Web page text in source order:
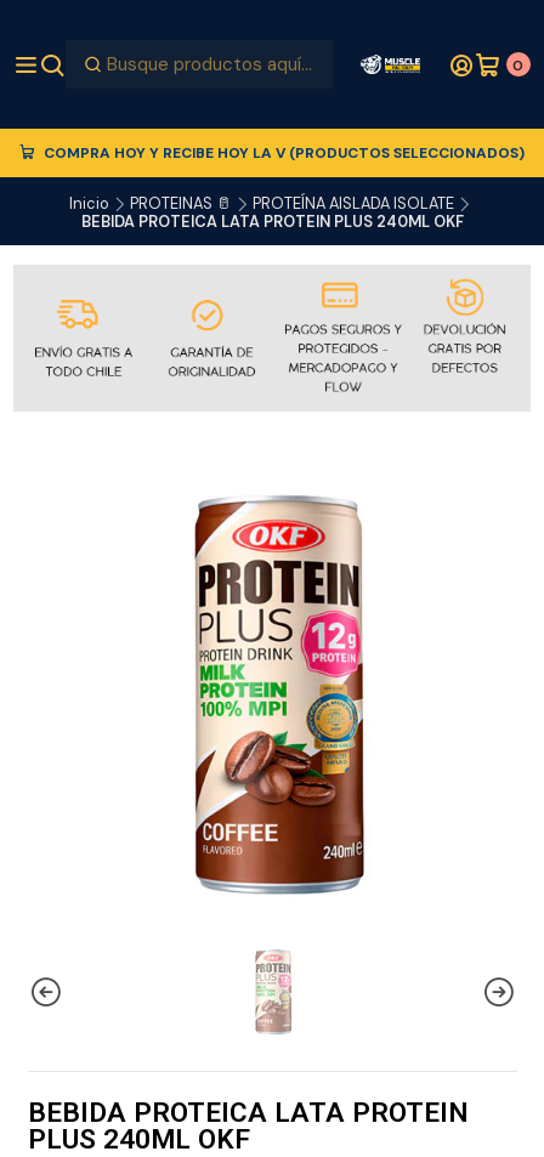
0
COMPRA HOY Y RECIBE HOY LA V (PRODUCTOS SELECCIONADOS)
Inicio PROTEINAS 🥛
PROTEÍNA AISLADA ISOLATE
BEBIDA PROTEICA LATA PROTEIN PLUS 240ML OKF
BEBIDA PROTEICA LATA PROTEIN
PLUS 240ML OKF